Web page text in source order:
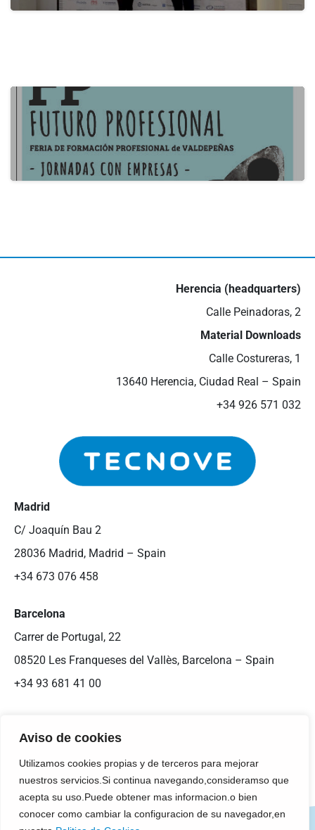
Aviso de cookies
Utilizamos cookies propias y de terceros para mejorar
nuestros servicios.Si continua navegando,consideramso que
acepta su uso.Puede obtener mas informacion.o bien
conocer como cambiar la configuracion de su navegador,en
22 de May de 2024
Herencia (headquarters)
Calle Peinadoras, 2
Material Downloads
Calle Costureras, 1
13640 Herencia, Ciudad Real – Spain
+34 926 571 032
Madrid
C/ Joaquín Bau 2
28036 Madrid, Madrid – Spain
+34 673 076 458
Barcelona
Carrer de Portugal, 22
08520 Les Franqueses del Vallès, Barcelona – Spain
+34 93 681 41 00
Legal Notice Cookies Policy